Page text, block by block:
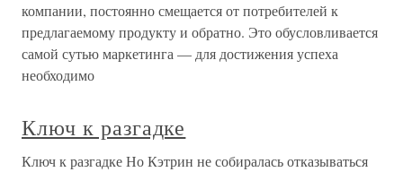
компании, постоянно смещается от потребителей к
предлагаемому продукту и обратно. Это обусловливается
самой сутью маркетинга — для достижения успеха
необходимо
Ключ к разгадке
Ключ к разгадке Но Кэтрин не собиралась отказываться